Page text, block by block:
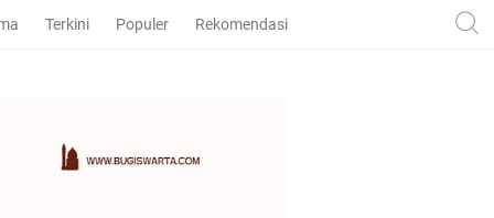
Terkini Populer Rekomendasi